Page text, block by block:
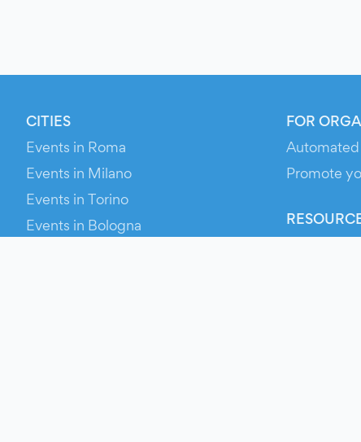
CITIES
Events in Roma
Events in Milano
Events in Torino
Events in Bologna
FOR
Promote